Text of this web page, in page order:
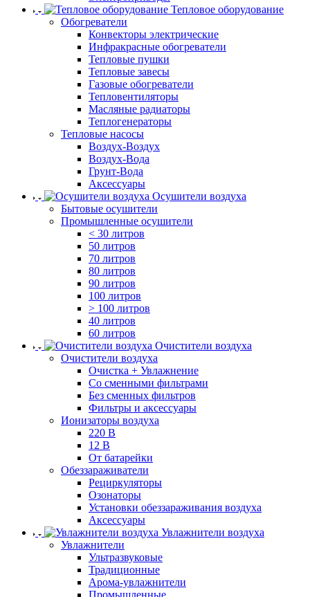
Тепловое оборудование
Обогреватели
Конвекторы электрические
Инфракрасные обогреватели
Тепловые пушки
Тепловые завесы
Газовые обогреватели
Тепловентиляторы
Масляные радиаторы
Теплогенераторы
Тепловые насосы
Воздух-Воздух
Воздух-Вода
Грунт-Вода
Аксессуары
Осушители воздуха
Бытовые осушители
Промышленные осушители
< 30 литров
50 литров
70 литров
80 литров
90 литров
100 литров
> 100 литров
40 литров
60 литров
Очистители воздуха
Очистители воздуха
Очистка + Увлажнение
Cо сменными фильтрами
Без сменных фильтров
Фильтры и аксессуары
Ионизаторы воздуха
220 В
12 В
От батарейки
Обеззараживатели
Рециркуляторы
Озонаторы
Установки обеззараживания воздуха
Аксессуары
Увлажнители воздуха
Увлажнители
Ультразвуковые
Традиционные
Арома-увлажнители
Промышленные